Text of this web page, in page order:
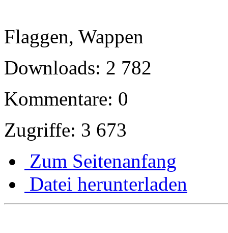
Flaggen, Wappen
Downloads: 2 782
Kommentare: 0
Zugriffe: 3 673
Zum Seitenanfang
Datei herunterladen